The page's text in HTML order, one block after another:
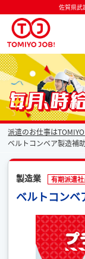
佐賀県武
派遣なら毎月時給が上が
派遣のお仕事は
ベルトコンベア製造補助
製造業 有期派遣
ベルトコンベ